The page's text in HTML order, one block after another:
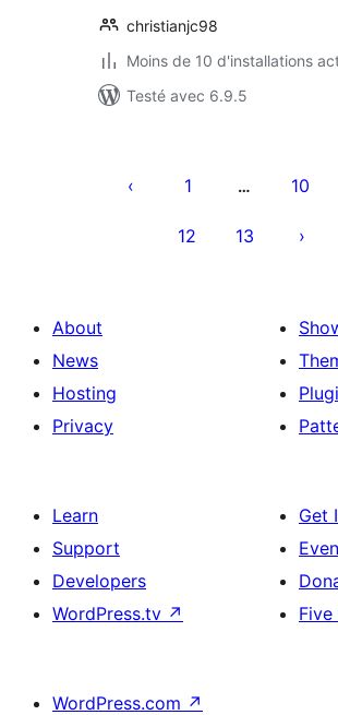
christianjc98
Moins de 10 d'installations
Testé avec 6.9.5
des
1 … 10
12 13
About
News
Hosting
Privacy
Learn
Support
Developers
WordPress.tv ↗
Get
WordPress.com ↗